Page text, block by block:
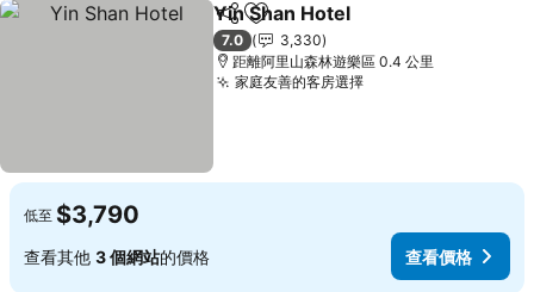
分享 加入我的最愛
Yin Shan Hotel
7.0
3,330
距離阿里山森林遊樂區 0.4 公里
家庭友善的客房選擇查看價格
低至 $3,790
查看其他 3 個網站的價格 查看價格